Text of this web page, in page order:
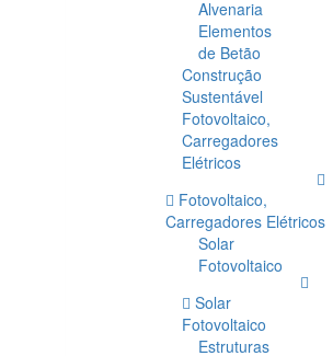
Alvenaria
Elementos
de Betão
Construção
Sustentável
Fotovoltaico,
Carregadores
Elétricos
Fotovoltaico,
Carregadores Elétricos
Solar
Fotovoltaico
Solar
Fotovoltaico
Estruturas